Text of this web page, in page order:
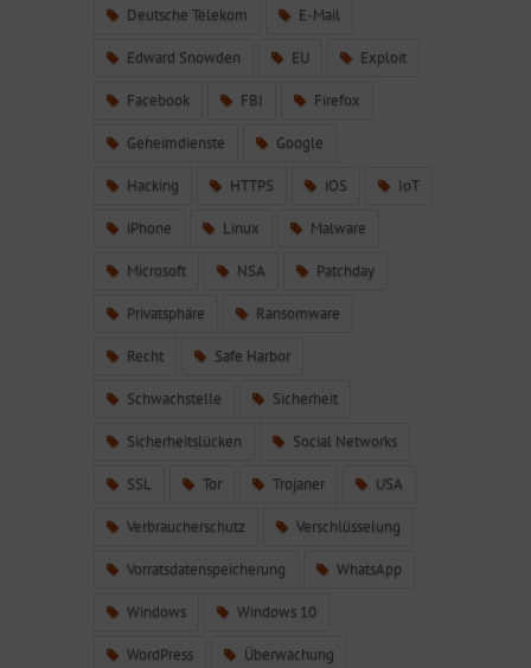
Deutsche Telekom E-Mail
Edward Snowden EU Exploit
Facebook FBI Firefox
Geheimdienste Google
Hacking HTTPS iOS IoT
iPhone Linux Malware
Microsoft NSA Patchday
Privatsphäre Ransomware
Recht Safe Harbor
Schwachstelle Sicherheit
Sicherheitslücken Social Networks
SSL Tor Trojaner USA
Verbraucherschutz Verschlüsselung
Vorratsdatenspeicherung WhatsApp
Windows Windows 10
WordPress Überwachung